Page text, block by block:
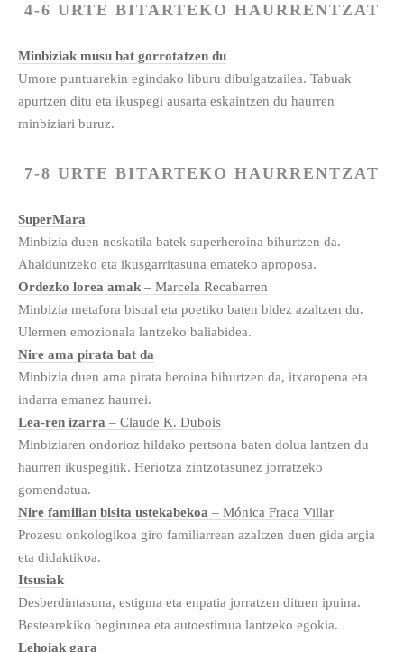
4-6 URTE BITARTEKO HAURRENTZAT
Minbiziak musu bat gorrotatzen du
Umore puntuarekin egindako liburu dibulgatzailea. Tabuak
apurtzen ditu eta ikuspegi ausarta eskaintzen du haurren
minbiziari buruz.
7-8 URTE BITARTEKO HAURRENTZAT
SuperMara
Minbizia duen neskatila batek superheroina bihurtzen da.
Ahalduntzeko eta ikusgarritasuna emateko aproposa.
Ordezko lorea amak – Marcela Recabarren
Minbizia metafora bisual eta poetiko baten bidez azaltzen du.
Ulermen emozionala lantzeko baliabidea.
Nire ama pirata bat da
Minbizia duen ama pirata heroina bihurtzen da, itxaropena eta
indarra emanez haurrei.
Lea-ren izarra – Claude K. Dubois
Minbiziaren ondorioz hildako pertsona baten dolua lantzen du
haurren ikuspegitik. Heriotza zintzotasunez jorratzeko
gomendatua.
Nire familian bisita ustekabekoa – Mónica Fraca Villar
Prozesu onkologikoa giro familiarrean azaltzen duen gida argia
eta didaktikoa.
Itsusiak
Desberdintasuna, estigma eta enpatia jorratzen dituen ipuina.
Bestearekiko begirunea eta autoestimua lantzeko egokia.
Lehoiak gara